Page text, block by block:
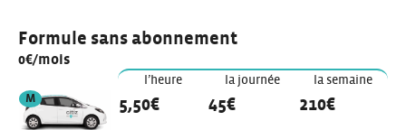
Formule sans abonnement
0€/mois
l’heure la journée la semaine
véhicule de modèle
M 5,50€ 45€ 210€